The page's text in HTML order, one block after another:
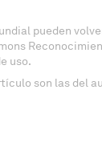
pueden
uso.
son las del